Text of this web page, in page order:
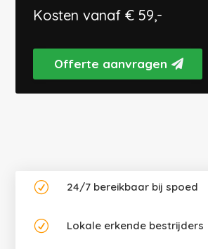
Kosten vanaf € 59,-
Offerte aanvragen
R 24/7 bereikbaar bij spoed
R Lokale erkende bestrijders